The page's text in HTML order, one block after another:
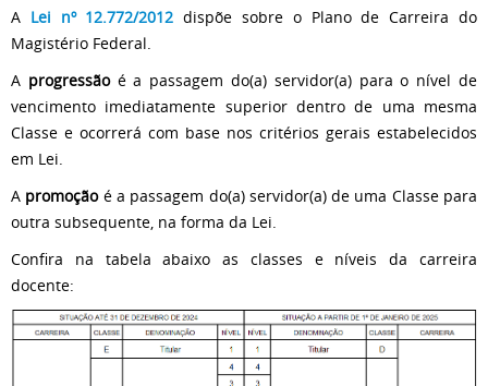
A Lei nº 12.772/2012 dispõe sobre o Plano de Carreira do
Magistério Federal.
A progressãoé a passagem do(a) servidor(a) para o nível de
vencimento imediatamente superior dentro de uma mesma
Classe e ocorrerá com base nos critérios gerais estabelecidos
em Lei.
A promoçãoé a passagem do(a) servidor(a) de uma Classe para
outra subsequente, na forma da Lei.
Confira na tabela abaixo as classes e níveis da carreira
docente: